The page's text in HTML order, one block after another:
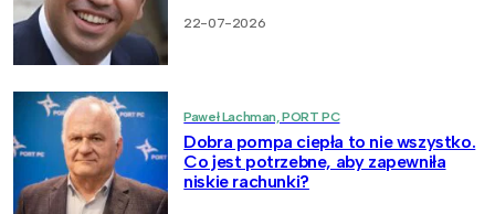
22-07-2026
Paweł Lachman, PORT PC
Dobra pompa ciepła to nie wszystko.
Co jest potrzebne, aby zapewniła
niskie rachunki?